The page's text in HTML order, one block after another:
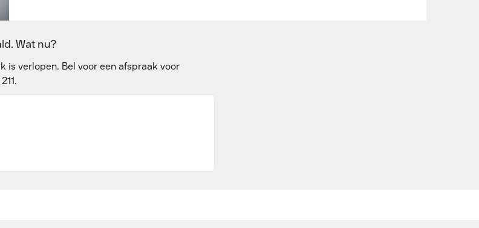
Wat nu?
is verlopen. Bel voor een afspraak voor